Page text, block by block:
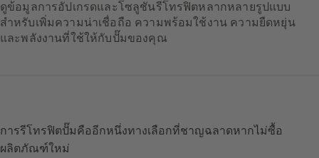
ดูข้อมูลการอัปเกรดและโซลูชันรีโทรฟิตหลากหลายรูปแบบ
สำหรับเพิ่มความน่าเชื่อถือ ความพร้อมใช้งาน ความยืดหยุ่น
และพลังงานที่ใช้ให้กับปั๊มของคุณ
การรีโทรฟิตปั๊มคืออีกหนึ่งทางเลือกที่ชาญฉลาดหากไม่ซื้อ
ผลิตภัณฑ์ใหม่